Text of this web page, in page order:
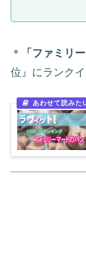
＊ 「ファミリ
位』にランクイ